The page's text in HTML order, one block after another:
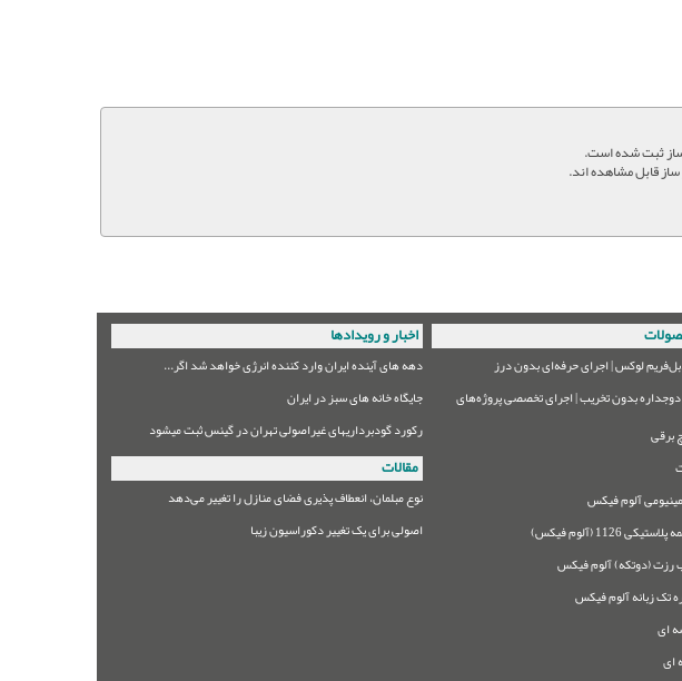
ثبت شده است.
قابل مشاهده اند.
لوکس | اجرای حرفه‌ای بدون درز
بدون تخریب | اجرای تخصصی پروژه‌های
برقی
آلوم فیکس
1126 (آلوم فیکس)
رزت (دوتکه) آلوم فیکس
تک زبانه آلوم فیکس
ای
ای
اخبار و رویدادها
دهه های آینده ایران وارد کننده انرژی خواهد شد اگر...
جایگاه خانه های سبز در ایران
رکورد گودبرداریهای غیراصولی تهران در گینس ثبت میشود
مقالات
نوع مبلمان،‌ انعطاف پذیری فضای منازل را تغییر می‌دهد
اصولی برای یک تغییر دکوراسیون زیبا